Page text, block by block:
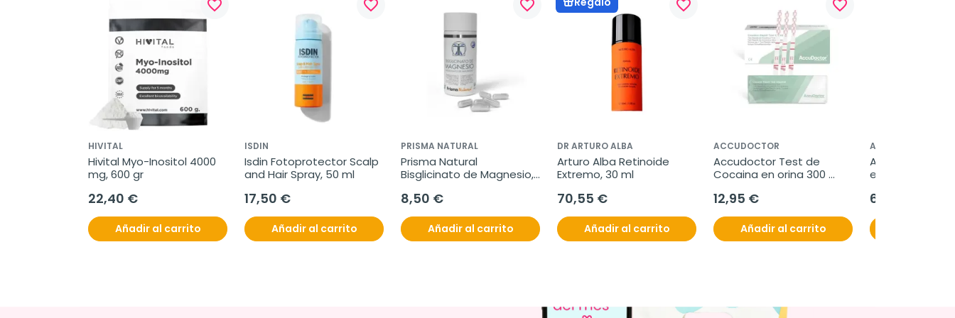
favorite_border
HIVITAL
Hivital Myo-Inositol 4000
mg, 600 gr
22,40 €
Añadir al carrito
favorite_border
ISDIN
Isdin Fotoprotector Scalp
and Hair Spray, 50 ml
17,50 €
Añadir al carrito
favorite_border
PRISMA NATURAL
Prisma Natural
Bisglicinato de Magnesio,
8,50 €
Añadir al carrito
favorite_border
DR ARTURO ALBA
Arturo Alba Retinoide
Extremo, 30 ml
70,55 €
Añadir al carrito
favorite_border
ACCUDOCTOR
Accudoctor Test de
Cocaina en orina 300
12,95 €
Añadir al carrito
ACCUDOCTOR
Accudoctor
en saliva 15 ng/
6,95 €